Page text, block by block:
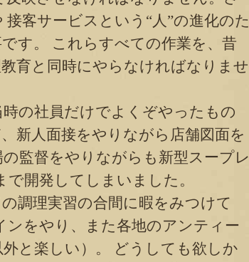
客サービスという“人”の進化のた
す。 これらすべての作業を、昔
育と同時にやらなければなりませ
の社員だけでよくぞやったもの
新人面接をやりながら店舗図面を
監督をやりながらも新型スープレ
開発してしまいました。
調理実習の合間に暇をみつけて
をやり、また各地のアンティー
と楽しい）。 どうしても欲しか